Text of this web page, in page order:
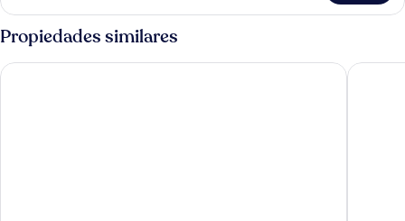
fumadores
(Grand,
45sqm)
básica
2
individuales,
Propiedades similares
Hotel Collective The